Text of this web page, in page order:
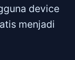
device
menjadi